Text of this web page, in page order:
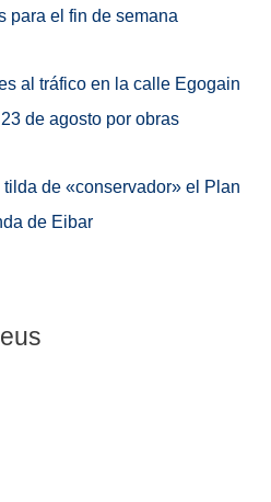
para el fin de semana
al tráfico en la calle Egogain
de agosto por obras
de «conservador» el Plan
de Eibar